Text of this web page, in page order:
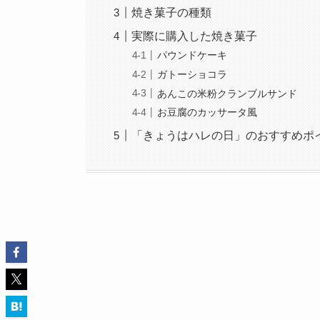
焼き菓子の種類
実際に購入した焼き菓子
パウンドケーキ
ガトーショコラ
あんこの米粉クランブルサンド
お豆腐のカッサータ風
「きょうはハレの日」のおすすめポ